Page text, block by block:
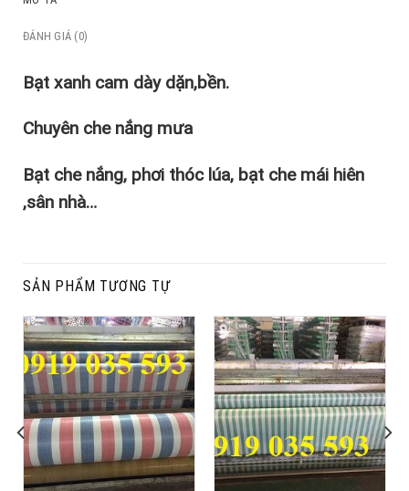
ĐÁNH GIÁ (0)
Bạt xanh cam dày dặn,bền.
Chuyên che nắng mưa
Bạt che nắng, phơi thóc lúa, bạt che mái hiên
,sân nhà…
SẢN PHẨM TƯƠNG TỰ